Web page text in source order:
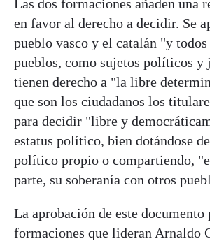
Las dos formaciones añaden una
en favor al derecho a decidir. Se
pueblo vasco y el catalán "y todos
pueblos, como sujetos políticos y
tienen derecho a "la libre
que son los ciudadanos los
para decidir "libre y
estatus político, bien dotándose
político propio o compartiendo,
parte, su soberanía con otros
La aprobación de este documento
formaciones que lideran Arnaldo